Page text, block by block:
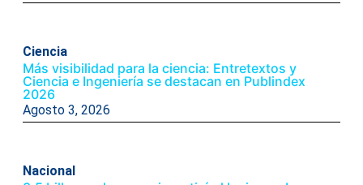
Ciencia
Más visibilidad para la ciencia: Entretextos y
Ciencia e Ingeniería se destacan en Publindex
2026
Agosto 3, 2026
Nacional